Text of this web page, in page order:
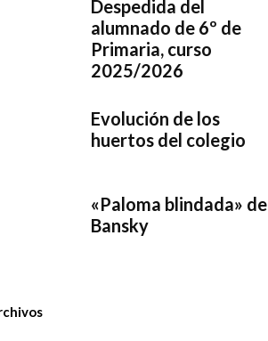
Despedida del
alumnado de 6º de
Primaria, curso
2025/2026
Evolución de los
huertos del colegio
«Paloma blindada» de
Bansky